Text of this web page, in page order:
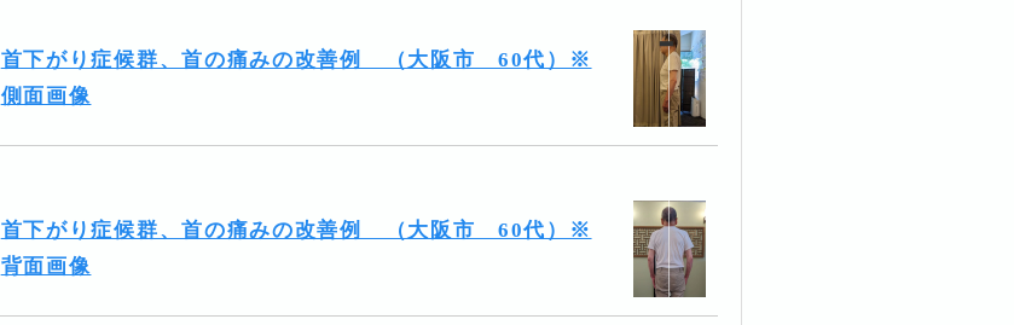
首下がり症候群、首の痛みの改善例 （大阪市 60代）※
側面画像
首下がり症候群、首の痛みの改善例 （大阪市 60代）※
背面画像